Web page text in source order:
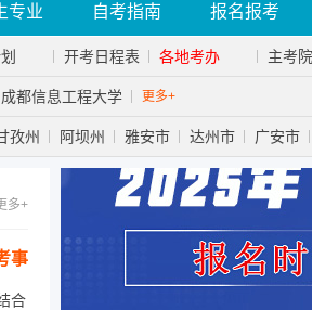
专业 自考指南 报名报考
开考日程表 各地考办 主考
成都信息工程大学 更多+
孜州 阿坝州 雅安市 达州市 广安市
多+
事
合